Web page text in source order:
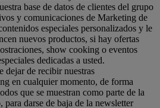
base de datos de clientes del grupo
y comunicaciones de Marketing de
especiales personalizados y le
nuevos productos, si hay ofertas
show cooking o eventos
dedicadas a usted.
dejar de recibir nuestras
en cualquier momento, de forma
que se muestran como parte de la
darse de baja de la newsletter